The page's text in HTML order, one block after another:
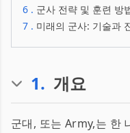
6 . 군사 전략 및 훈련 방
7 . 미래의 군사: 기술과
1. 개요
군대, 또는 Army,는 한